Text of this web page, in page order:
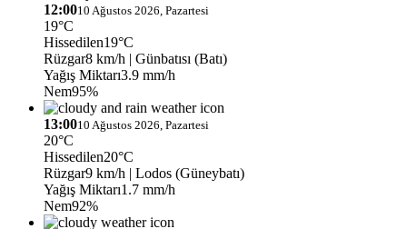
12:0010 Ağustos 2026, Pazartesi
19°C
Hissedilen19°C
Rüzgar8 km/h | Günbatısı (Batı)
Yağış Miktarı3.9 mm/h
Nem95%
13:0010 Ağustos 2026, Pazartesi
20°C
Hissedilen20°C
Rüzgar9 km/h | Lodos (Güneybatı)
Yağış Miktarı1.7 mm/h
Nem92%